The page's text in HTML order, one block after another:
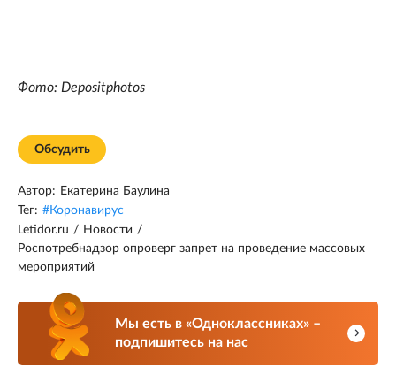
Фото: Depositphotos
Обсудить
Автор: Екатерина Баулина
Тег: #Коронавирус
Letidor.ru / Новости /
Роспотребнадзор опроверг запрет на проведение массовых
мероприятий
Мы есть в «Одноклассниках» –
подпишитесь на нас